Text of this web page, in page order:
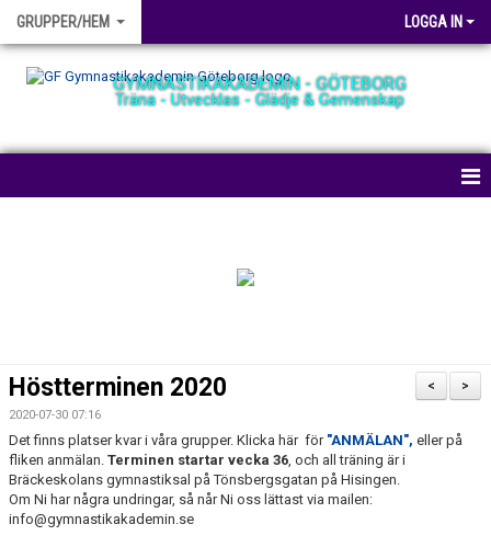
GRUPPER/HEM LOGGA IN
GYMNASTIKAKADEMIN - GÖTEBORG
Träna - Utvecklas - Glädje & Gemenskap
GRUPPER
AVGIFTER
VÅR VERKSAMHET
>
<
Höstterminen 2020
2020-07-30 07:16
Det finns platser kvar i våra grupper. Klicka här för "ANMÄLAN", eller på
fliken anmälan. Terminen startar vecka 36, och all träning är i
Bräckeskolans gymnastiksal på Tönsbergsgatan på Hisingen.
Om Ni har några undringar, så når Ni oss lättast via mailen:
info@gymnastikakademin.se